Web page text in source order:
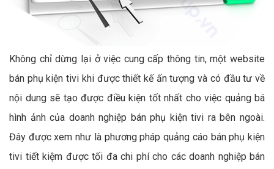
Không chỉ dừng lại ở việc cung cấp thông tin, một website
bán phụ kiện tivi khi được thiết kế ấn tượng và có đầu tư về
nội dung sẽ tạo được điều kiện tốt nhất cho việc quảng bá
hình ảnh của doanh nghiệp bán phụ kiện tivi ra bên ngoài.
Đây được xem như là phương pháp quảng cáo bán phụ kiện
tivi tiết kiệm được tối đa chi phí cho các doanh nghiệp bán